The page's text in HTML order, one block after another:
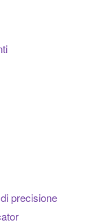
precisione